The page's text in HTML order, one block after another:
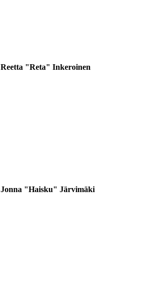
Reetta "Reta" Inkeroinen
Jonna "Haisku" Järvimäki